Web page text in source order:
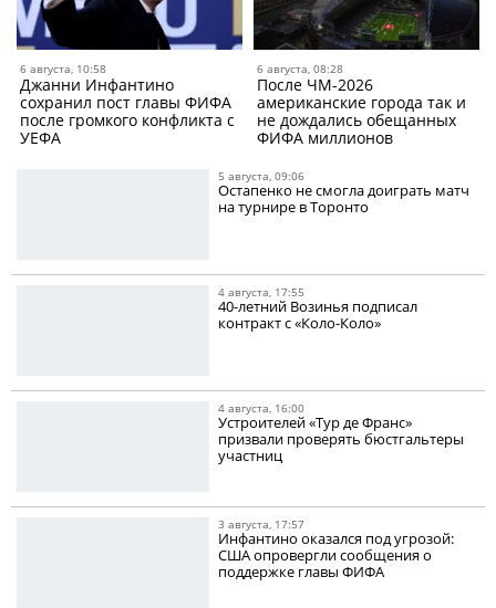
6 августа, 10:58
Джанни Инфантино
сохранил пост главы ФИФА
после громкого конфликта с
УЕФА
6 августа, 08:28
После ЧМ-2026
американские города так и
не дождались обещанных
ФИФА миллионов
5 августа, 09:06
Остапенко не смогла доиграть матч
на турнире в Торонто
4 августа, 17:55
40-летний Возинья подписал
контракт с «Коло-Коло»
4 августа, 16:00
Устроителей «Тур де Франс»
призвали проверять бюстгальтеры
участниц
3 августа, 17:57
Инфантино оказался под угрозой:
США опровергли сообщения о
поддержке главы ФИФА